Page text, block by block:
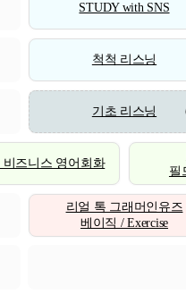
STUDY with SNS
척척 리스닝
기초 리스닝
비즈니스 영어회화
필
리얼 톡 그래머인유즈
베이직 / Exercise